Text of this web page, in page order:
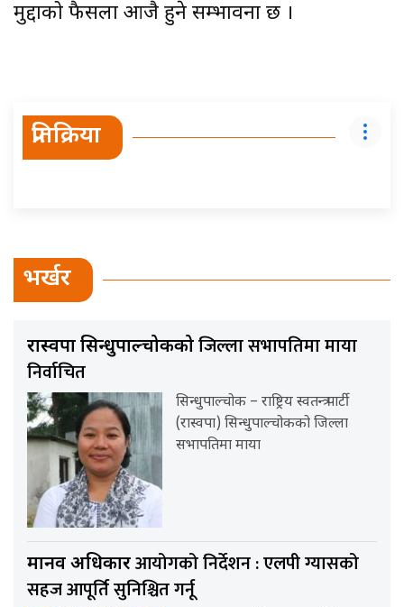
मुद्दाको फैसला आजै हुने सम्भावना छ ।
प्रतिक्रिया
भर्खर
रास्वपा सिन्धुपाल्चोककोजिल्ला सभापतिमा माया
निर्वाचित
सिन्धुपाल्चोक – राष्ट्रिय स्वतन्त्र पार्टी
(रास्वपा) सिन्धुपाल्चोकको जिल्ला
सभापतिमा माया
मानव अधिकारआयोगको निर्देशन : एलपी ग्यासको
सहज आपूर्ति सुनिश्चित गर्नू